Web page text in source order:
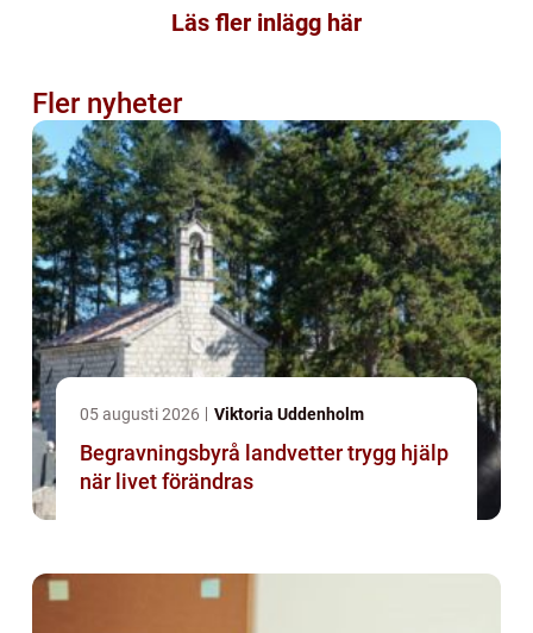
Läs fler inlägg här
Fler nyheter
05 augusti 2026 Viktoria Uddenholm
Begravningsbyrå landvetter trygg hjälp
när livet förändras